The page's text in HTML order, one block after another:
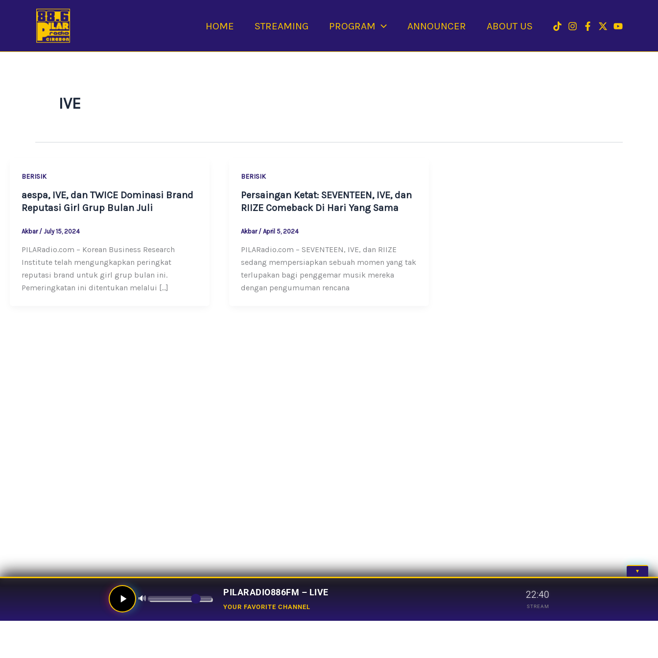
HOME STREAMING PROGRAM ANNOUNCER ABOUT US
IVE
BERISIK
aespa, IVE, dan TWICE Dominasi Brand
Reputasi Girl Grup Bulan Juli
Akbar / July 15, 2024
PILARadio.com – Korean Business Research
Institute telah mengungkapkan peringkat
reputasi brand untuk girl grup bulan ini.
Pemeringkatan ini ditentukan melalui […]
BERISIK
Persaingan Ketat: SEVENTEEN, IVE, dan
RIIZE Comeback Di Hari Yang Sama
Akbar / April 5, 2024
PILARadio.com – SEVENTEEN, IVE, dan RIIZE
sedang mempersiapkan sebuah momen yang tak
terlupakan bagi penggemar musik mereka
dengan pengumuman rencana
▼
🔊
PILARADIO886FM – LIVE
YOUR FAVORITE CHANNEL
22:40
STREAM